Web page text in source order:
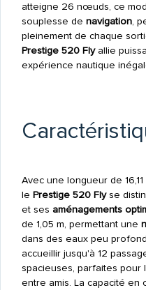
atteigne 26 nœuds, ce
souplesse de navigation,
pleinement de chaque
Prestige 520 Flyallie
expérience nautique
Avec une longueur de
le Prestige 520 Flyse
et ses aménagements
de 1,05 m, permettant une
dans des eaux peu
accueillir jusqu'à 12
spacieuses, parfaites
entre amis. La capacité en